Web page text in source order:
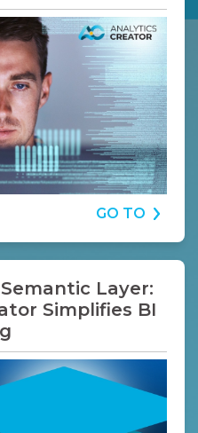
GO TO
Layer:
Simplifies BI